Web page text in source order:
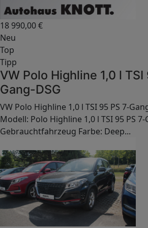
18 990,00€
Neu
Top
Tipp
VW Polo Highline 1,0 l TSI
Gang-DSG
VW Polo Highline 1,0 l TSI 95 PS 7-
Modell: Polo Highline 1,0 l TSI 95 PS 7-
Gebrauchtfahrzeug Farbe: Deep...